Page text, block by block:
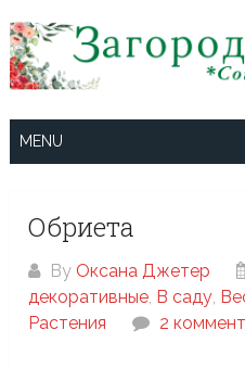
to
content
MENU
Обриета
By Оксана Джетер
декоративные, В саду,
Растения
2